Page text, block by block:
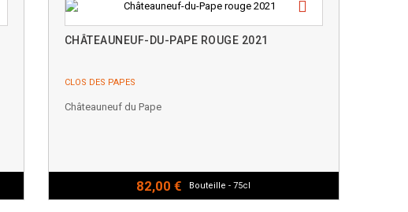
CHÂTEAUNEUF-DU-PAPE ROUGE 2021
CLOS DES PAPES
Châteauneuf du Pape
82,00 € Bouteille - 75cl